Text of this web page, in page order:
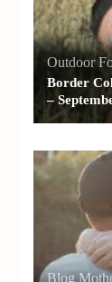
Outdoor
Border
–
Blog